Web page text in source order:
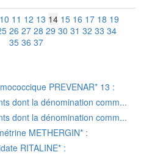
10 11 12 13 14 15 16 17 18 19
26 27 28 29 30 31 32 33 34
35 36 37
PREVENAR* 13 :
dont la dénomination comm...
dont la dénomination comm...
METHERGIN* :
RITALINE* :